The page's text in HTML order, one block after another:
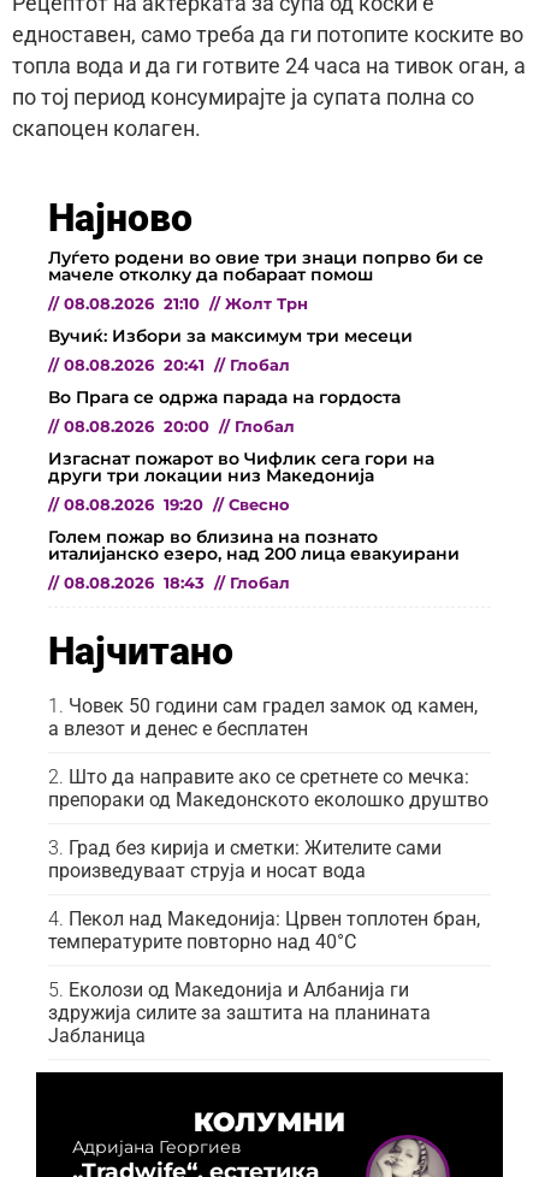
едноставен, само треба да ги потопите коските во
топла вода и да ги готвите 24 часа на тивок оган, а
по тој период консумирајте ја супата полна со
скапоцен колаген.
Најново
Луѓето родени во овие три знаци попрво би се
мачеле отколку да побараат помош
// 08.08.2026 21:10 // Жолт Трн
Вучиќ: Избори за максимум три месеци
// 08.08.2026 20:41 // Глобал
Во Прага се одржа парада на гордоста
// 08.08.2026 20:00 // Глобал
Изгаснат пожарот во Чифлик сега гори на
други три локации низ Македонија
// 08.08.2026 19:20 // Свесно
Голем пожар во близина на познато
италијанско езеро, над 200 лица евакуирани
// 08.08.2026 18:43 // Глобал
Најчитано
Човек 50 години сам градел замок од камен,
а влезот и денес е бесплатен
Што да направите ако се сретнете со мечка:
препораки од Македонското еколошко друштво
Град без кирија и сметки: Жителите сами
произведуваат струја и носат вода
Пекол над Македонија: Црвен топлотен бран,
температурите повторно над 40°C
Еколози од Македонија и Албанија ги
здружија силите за заштита на планината
Јабланица
КОЛУМНИ
Адријана Георгиев
„Tradwife“, естетика